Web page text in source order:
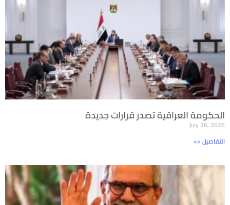
الحكومة العراقية تصدر قرارات جديدة
July 26, 2026
<< التفاصيل